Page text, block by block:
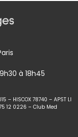
à 18h45
– HISCOX 78740 – APST LI
12 0226 – Club Med